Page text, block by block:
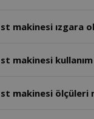
makinesi ızgara
makinesi kullanım
makinesi ölçüleri